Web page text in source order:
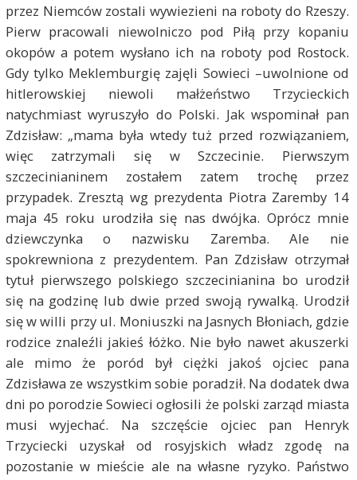
przez Niemców zostali wywiezieni na roboty do Rzeszy.
Pierw pracowali niewolniczo pod Piłą przy kopaniu
okopów a potem wysłano ich na roboty pod Rostock.
Gdy tylko Meklemburgię zajęli Sowieci –uwolnione od
hitlerowskiej niewoli małżeństwo Trzycieckich
natychmiast wyruszyło do Polski. Jak wspominał pan
Zdzisław: „mama była wtedy tuż przed rozwiązaniem,
więc zatrzymali się w Szczecinie. Pierwszym
szczecinianinem zostałem zatem trochę przez
przypadek. Zresztą wg prezydenta Piotra Zaremby 14
maja 45 roku urodziła się nas dwójka. Oprócz mnie
dziewczynka o nazwisku Zaremba. Ale nie
spokrewniona z prezydentem. Pan Zdzisław otrzymał
tytuł pierwszego polskiego szczecinianina bo urodził
się na godzinę lub dwie przed swoją rywalką. Urodził
się w willi przy ul. Moniuszki na Jasnych Błoniach, gdzie
rodzice znaleźli jakieś łóżko. Nie było nawet akuszerki
ale mimo że poród był ciężki jakoś ojciec pana
Zdzisława ze wszystkim sobie poradził. Na dodatek dwa
dni po porodzie Sowieci ogłosili że polski zarząd miasta
musi wyjechać. Na szczęście ojciec pan Henryk
Trzyciecki uzyskał od rosyjskich władz zgodę na
pozostanie w mieście ale na własne ryzyko. Państwo